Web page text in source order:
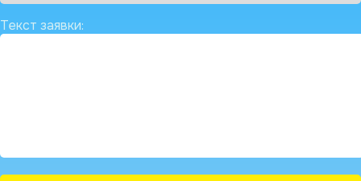
Текст заявки: